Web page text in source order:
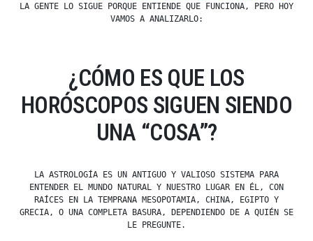
LA GENTE LO SIGUE PORQUE ENTIENDE QUE FUNCIONA, PERO HOY
VAMOS A ANALIZARLO:
¿CÓMO ES QUE LOS
HORÓSCOPOS SIGUEN SIENDO
UNA “COSA”?
LA ASTROLOGÍA ES UN ANTIGUO Y VALIOSO SISTEMA PARA
ENTENDER EL MUNDO NATURAL Y NUESTRO LUGAR EN ÉL, CON
RAÍCES EN LA TEMPRANA MESOPOTAMIA, CHINA, EGIPTO Y
GRECIA, O UNA COMPLETA BASURA, DEPENDIENDO DE A QUIÉN SE
LE PREGUNTE.